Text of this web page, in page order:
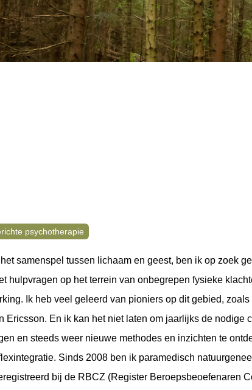
psychotherapie
samenspel tussen lichaam en geest, ben ik op zoek
hulpvragen op het terrein van onbegrepen fysieke
Ik heb veel geleerd van pioniers op dit gebied, zoals
Ericsson. En ik kan het niet laten om jaarlijks de nodige
en steeds weer nieuwe methodes en inzichten te
Sinds 2008 ben ik paramedisch
bij de RBCZ (Register Beroepsbeoefenaren